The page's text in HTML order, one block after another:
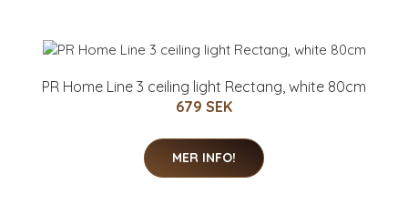
PR Home Line 3 ceiling light Rectang, white 80cm
679 SEK
MER INFO!